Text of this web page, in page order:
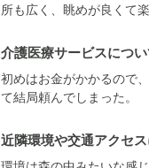
所も広く、眺めが良くて
介護医療サービスにつ
初めはお金がかかるので
て結局頼んでしまった。
近隣環境や交通アクセ